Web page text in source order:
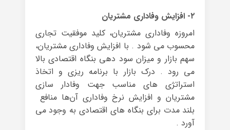
۲- افزایش وفاداری مشتریان
امروزه وفاداری مشتریان، کلید موفقیت تجاری
محسوب می شود . با افزایش وفاداری مشتریان،
سهم بازار و میزان سود دهی بنگاه اقتصادی بالا
می رود . درک بازار با برنامه ریزی و اتخاذ
استراتژی های مناسب جهت وفادار سازی
مشتریان و افزایش نرخ وفاداری آن‌ها منافع
بلند مدت برای بنگاه های اقتصادی به وجود می
آورد .